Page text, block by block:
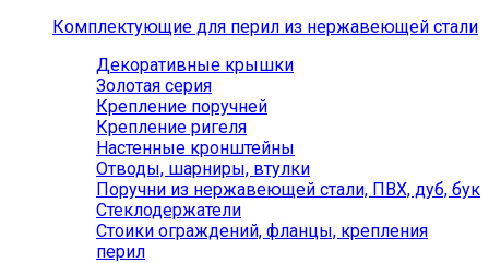
Комплектующие для перил из нержавеющей стали
Декоративные крышки
Золотая серия
Крепление поручней
Крепление ригеля
Настенные кронштейны
Отводы, шарниры, втулки
Поручни из нержавеющей стали, ПВХ, дуб, бук
Стеклодержатели
Стоики ограждений, фланцы, крепления
перил